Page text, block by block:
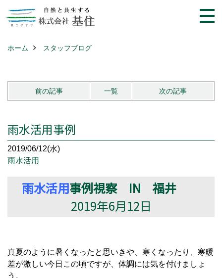
ホーム スタッフブログ
前の記事 一覧 次の記事
雨水活用事例
2019/06/12(水)
雨水活用
雨水活用事例視察 IN 福井
2019年6月12日
真夏のように暑くなったと思いきや、寒くなったり、寒暖
差が激しい今日この頃ですが、体調には気を付けましょ
う。